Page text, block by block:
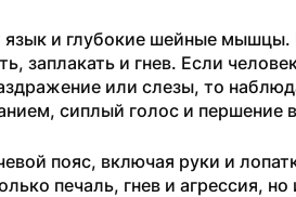
язык и глубокие шейные
заплакать и гнев. Если
или слезы, то
сиплый голос и першение
пояс, включая руки и
печаль, гнев и агрессия,